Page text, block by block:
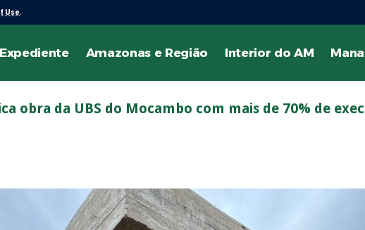
Use.
Expediente Amazonas e Região Interior do AM
obra da UBS do Mocambo com mais de 70% de